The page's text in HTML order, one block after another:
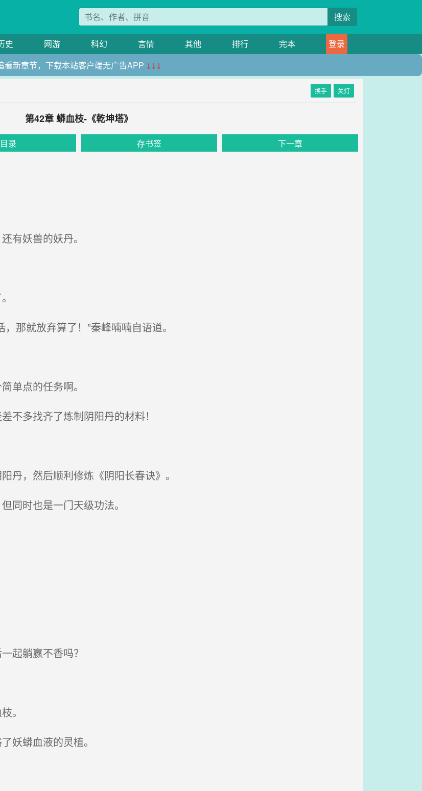
搜索
史 网游 科幻 言情 其他 排行 完本
登录
看新章节，下载本站客户端无广告APP ↓↓↓
换手 关灯
第42章 蟒血枝-《乾坤塔》
目录 存书签 下一章
有妖兽的妖丹。
那就放弃算了！”秦峰喃喃自语道。
单点的任务啊。
不多找齐了炼制阴阳丹的材料！
，然后顺利修炼《阴阳长春诀》。
同时也是一门天级功法。
起躺嬴不香吗？
。
妖蟒血液的灵植。